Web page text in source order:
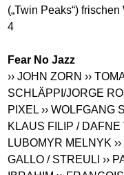
(„Twin Peaks“)
4
Fear No Jazz
›› JOHN ZORN ››
SCHLÄPPI/JORGE
PIXEL ›› WOLFGANG
KLAUS FILIP /
LUBOMYR MELNYK
GALLO / STREULI ››